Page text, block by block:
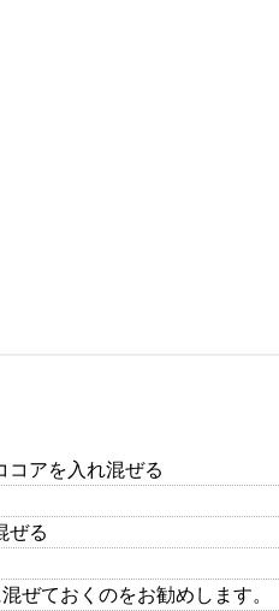
コアを入れ混ぜる
ぜる
ぜておくのをお勧めします。